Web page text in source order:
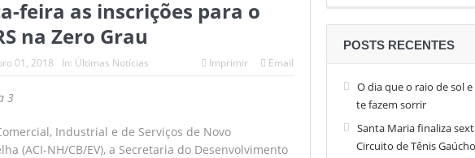
até 13 de abril as inscrições para a Sessão de Negócios Simecan
quatro horas garante brasileiro nas quartas de final do São Léo Open
do Simecan dá início às reuniões de 2026
brasileiros e com a estreia de favoritos no São Léo Open 2026
feira as inscrições para o
na Zero Grau
01, 2018 In: Últimas Notícias Imprimir Email
3
Industrial e de Serviços de Novo
(ACI-NH/CB/EV), a Secretaria do Desenvolvimento
POSTS RECENTES
O dia que o raio de sol
te fazem sorrir
Santa Maria finaliza
Circuito de Tênis Gaúcho